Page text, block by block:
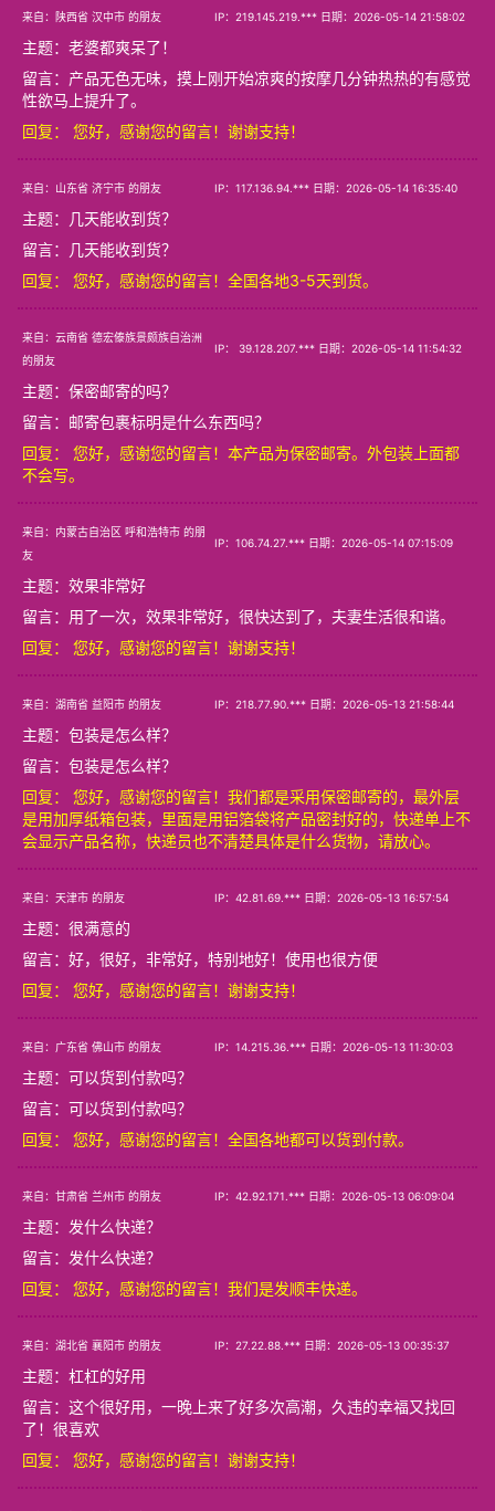
来自：陕西省 汉中市 的朋友 IP：219.145.219.*** 日期：2026-05-14 21:58:02
主题： 老婆都爽呆了！
留言：产品无色无味，摸上刚开始凉爽的按摩几分钟热热的有感觉
性欲马上提升了。
回复： 您好，感谢您的留言！谢谢支持！
来自：山东省 济宁市 的朋友 IP：117.136.94.*** 日期：2026-05-14 16:35:40
主题：
几天能收到货？
留言：几天能收到货？
回复： 您好，感谢您的留言！全国各地3-5天到货。
来自：云南省 德宏傣族景颇族自治洲
的朋友
IP： 39.128.207.*** 日期：2026-05-14 11:54:32
主题： 保密邮寄的吗？
留言：邮寄包裹标明是什么东西吗？
回复： 您好，感谢您的留言！本产品为保密邮寄。外包装上面都
不会写。
来自：内蒙古自治区 呼和浩特市 的朋
友
IP：106.74.27.*** 日期：2026-05-14 07:15:09
主题： 效果非常好
留言：用了一次，效果非常好，很快达到了，夫妻生活很和谐。
回复： 您好，感谢您的留言！谢谢支持！
来自：湖南省 益阳市 的朋友 IP：218.77.90.*** 日期：2026-05-13 21:58:44
主题： 包装是怎么样？
留言：包装是怎么样？
回复： 您好，感谢您的留言！我们都是采用保密邮寄的，最外层
是用加厚纸箱包装，里面是用铝箔袋将产品密封好的，快递单上不
会显示产品名称，快递员也不清楚具体是什么货物，请放心。
来自：天津市 的朋友 IP：42.81.69.*** 日期：2026-05-13 16:57:54
主题： 很满意的
留言：好，很好，非常好，特别地好！使用也很方便
回复： 您好，感谢您的留言！谢谢支持！
来自：广东省 佛山市 的朋友 IP：14.215.36.*** 日期：2026-05-13 11:30:03
主题： 可以货到付款吗？
留言：可以货到付款吗？
回复： 您好，感谢您的留言！全国各地都可以货到付款。
来自：甘肃省 兰州市 的朋友 IP：42.92.171.*** 日期：2026-05-13 06:09:04
主题： 发什么快递？
留言：发什么快递？
回复： 您好，感谢您的留言！我们是发顺丰快递。
来自：湖北省 襄阳市 的朋友 IP：27.22.88.*** 日期：2026-05-13 00:35:37
主题： 杠杠的好用
留言：这个很好用，一晚上来了好多次高潮，久违的幸福又找回
了！很喜欢
回复： 您好，感谢您的留言！谢谢支持！